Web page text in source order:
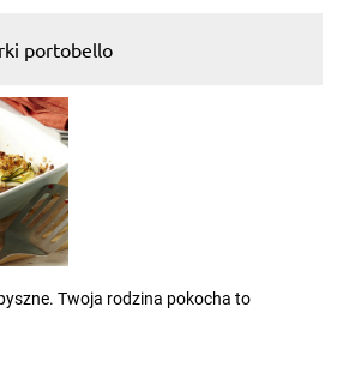
portobello
Twoja rodzina pokocha to